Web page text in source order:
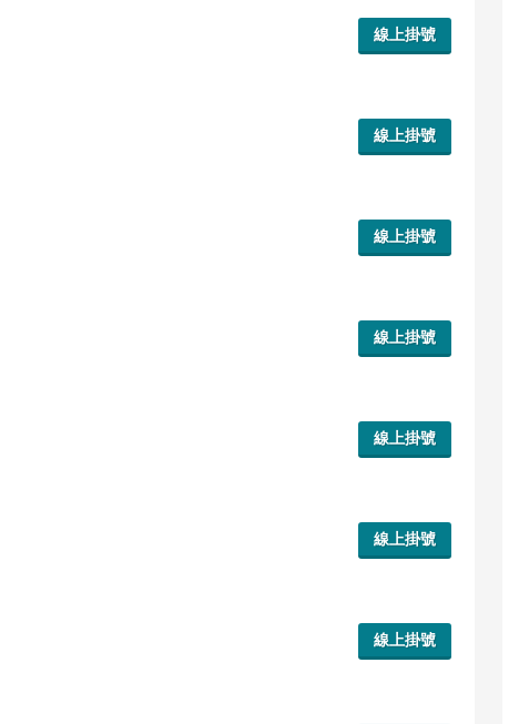
線上掛號
線上掛號
線上掛號
線上掛號
線上掛號
線上掛號
線上掛號